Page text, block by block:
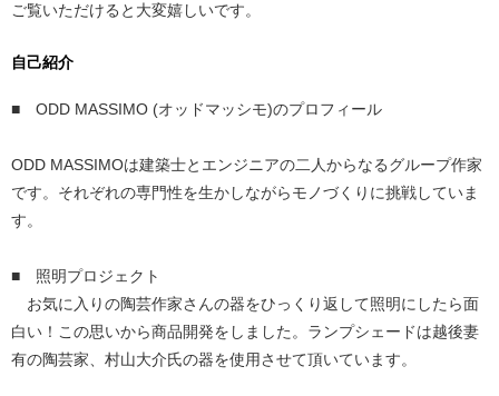
ご覧いただけると大変嬉しいです。
自己紹介
■ ODD MASSIMO (オッドマッシモ)のプロフィール
ODD MASSIMOは建築士とエンジニアの二人からなるグループ作家
です。それぞれの専門性を生かしながらモノづくりに挑戦していま
す。
■ 照明プロジェクト
お気に入りの陶芸作家さんの器をひっくり返して照明にしたら面
白い！この思いから商品開発をしました。ランプシェードは越後妻
有の陶芸家、村山大介氏の器を使用させて頂いています。